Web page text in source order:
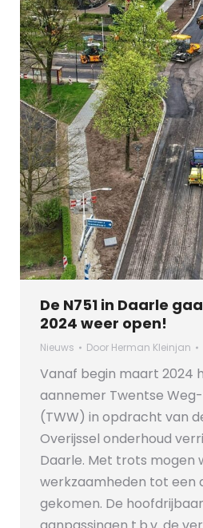
De N751 in Daarle
2024 weer open!
Nieuws Door Herman Kleinjan
Vanaf begin maart 2024
aannemer Twentse
(TWW) in opdracht van
Overijssel onderhoud
Daarle. Met trots mogen
werkzaamheden tot een
gekomen. De